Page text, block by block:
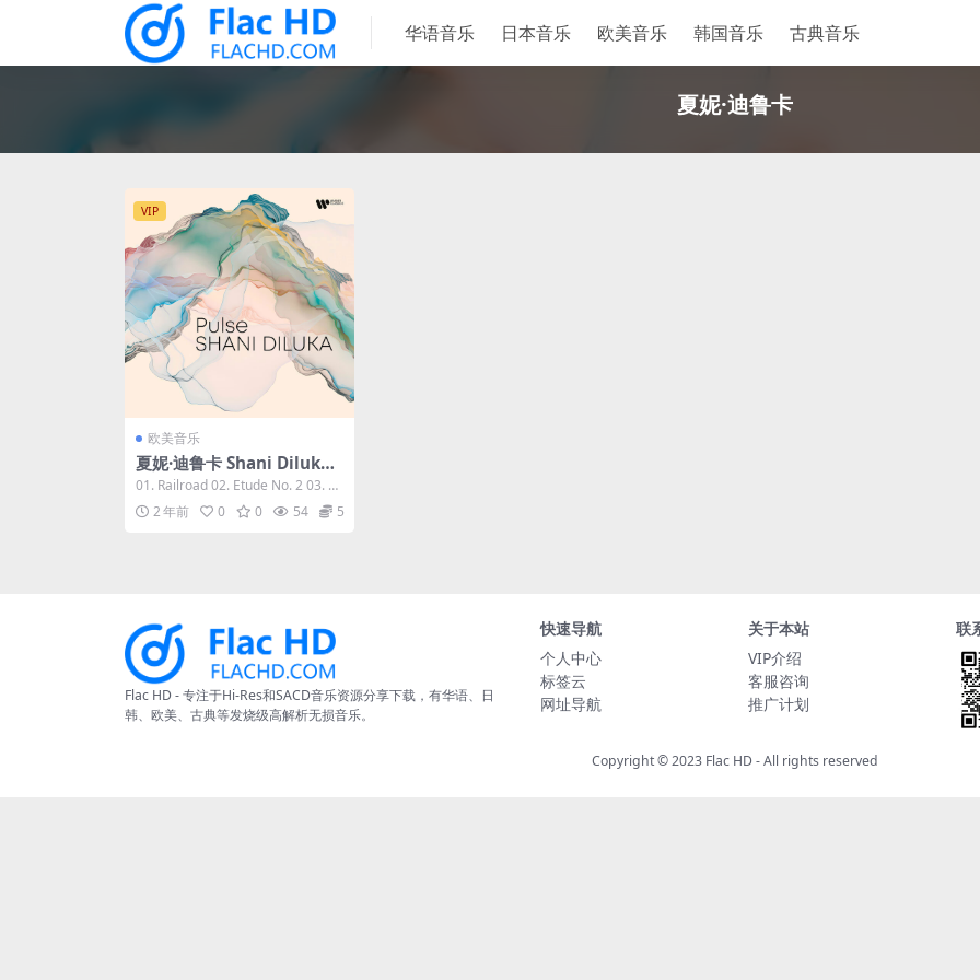
华语音乐 日本音乐 欧美音乐 韩国音乐 古典音乐
夏妮·迪鲁卡
VIP
欧美音乐
夏妮·迪鲁卡 Shani Diluka -
Pulse 2023 [24Bit/96kHz]
[Hi-Res Flac 1.31GB]
01. Railroad 02. Etude No. 2 03. B
e my l...
2 年前 0 0 54 5
Flac HD - 专注于Hi-Res和SACD音乐资源分享下载，有华语、日
韩、欧美、古典等发烧级高解析无损音乐。
快速导航
个人中心
标签云
网址导航
关于本站
VIP介绍
客服咨询
推广计划
联
Copyright © 2023 Flac HD- All rights reserved